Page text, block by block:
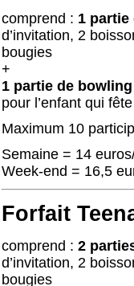
comprend : 1 partie
d’invitation, 2
bougies
+
1 partie de
pour l’enfant qui
Maximum 10
Semaine = 14
Week-end = 16,5
Forfait
comprend : 2
d’invitation, 2
bougies